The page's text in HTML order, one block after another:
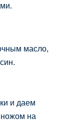
масло,
и даем
на